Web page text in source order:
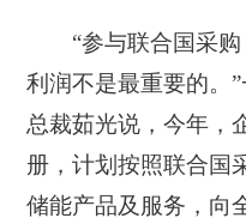
“参与联合国采购
利润不是最重要的。
总裁茹光说，今年，
册，计划按照联合国
储能产品及服务，向